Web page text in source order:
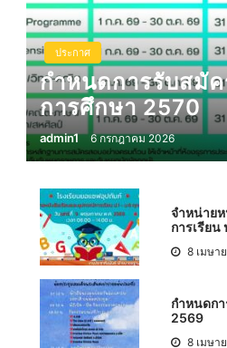
ประกาศ
กำหนดการรับสมัค
การศึกษา 2570
admin1 6 กรกฎาคม 2026
จำหน่าย
การเรียน
8 เมษา
กำหนดก
2569
8 เมษา